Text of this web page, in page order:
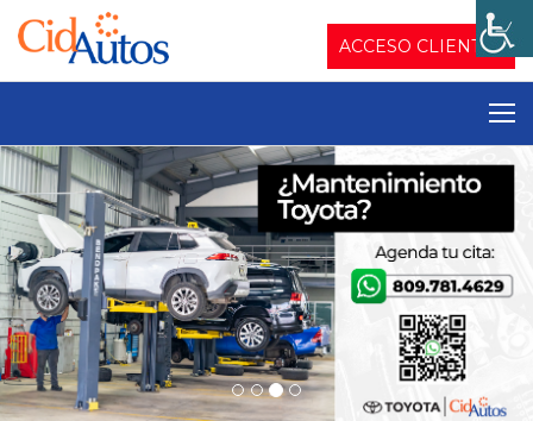
ACCESO CLIENTES